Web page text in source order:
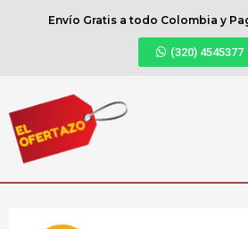
Envío Gratis a todo Colombia y
(320) 4545377